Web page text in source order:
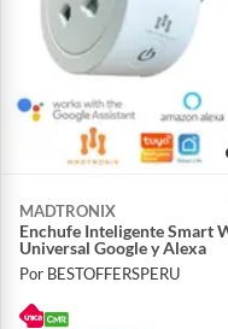
MADTRONIX
Enchufe Inteligente Smart
Universal Google y Alexa
Por BESTOFFERSPERU